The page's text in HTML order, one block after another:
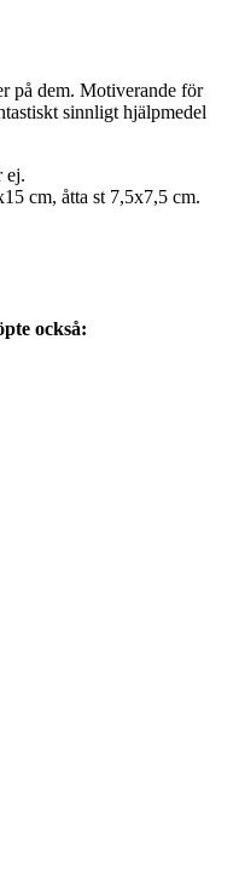
på dem. Motiverande för
sinnligt hjälpmedel
ej.
cm, åtta st 7,5x7,5 cm.
också: